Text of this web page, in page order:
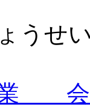
うせ
会